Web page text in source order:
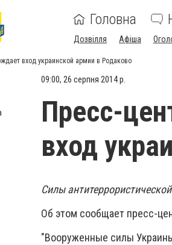
Головна
Дозвілля Афіша
вход украинской армии в Родаково
09:00, 26 серпня 2014 р.
Пресс-
вход
Силы
Об этом сообщает пресс-
"Вооруженные силы